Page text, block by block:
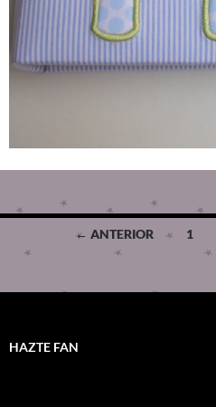
← ANTERIOR 1
HAZTE FAN